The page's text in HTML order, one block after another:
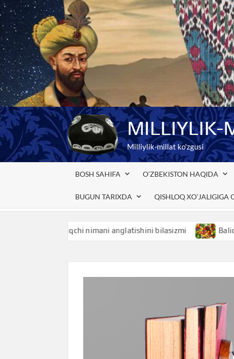
Skip
to
content
MILLIYLIK-
Milliylik-millat ko'zgusi
BOSH SAHIFA O’ZBEKISTON HAQIDA
BUGUN TARIXDA QISHLOQ XO’JALIGIGA
Baliqchi nimani anglatishini bilasizmi Baliq uni